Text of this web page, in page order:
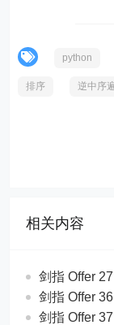
python
排序 逆中序
相关内容
剑指 Offer
剑指 Offer
剑指 Offer